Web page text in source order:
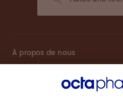
À propos de nous